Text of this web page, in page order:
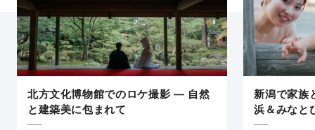
北方文化博物館でのロケ撮影 — 自然
と建築美に包まれて
新潟で家族
浜＆みなと